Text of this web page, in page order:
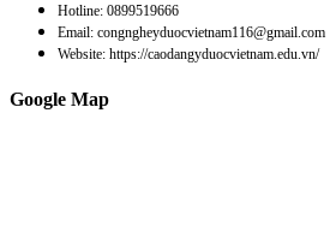
Hotline: 0899519666
Email: congngheyduocvietnam116@gmail.com
Website: https://caodangyduocvietnam.edu.vn/
Google Map